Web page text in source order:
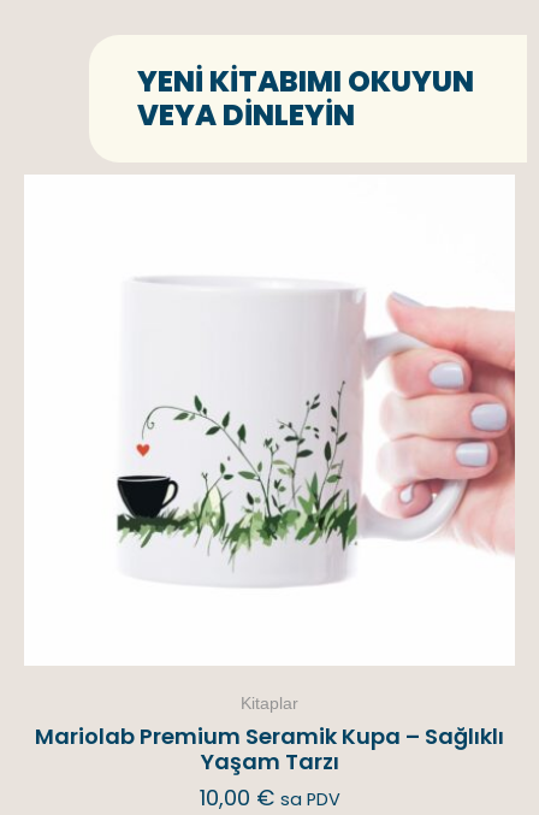
YENI KITABIMI OKUYUN
VEYA DINLEYIN
Kitaplar
Mariolab Premium Seramik Kupa – Sağlıklı
Yaşam Tarzı
10,00 € sa PDV